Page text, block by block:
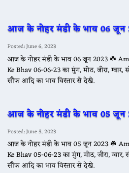
आज के नोहर मंडी के भाव 06 जून
Posted: June 6, 2023
आज के नोहर मंडी के भाव 06 जून 2023 ☘️
Ke Bhav 06-06-23 का मुंग, मोठ, जीरा, ग्वार,
सौंफ आदि का भाव विस्तार से देखे.
आज के नोहर मंडी के भाव 05 जून
Posted: June 5, 2023
आज के नोहर मंडी के भाव 05 जून 2023 ☘️
Ke Bhav 05-06-23 का मुंग, मोठ, जीरा, ग्वार,
सौंफ आदि का भाव विस्तार से देखे.